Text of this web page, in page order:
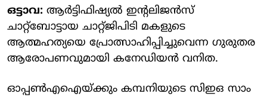
ഒട്ടാവ: ആര്‍ട്ടിഫിഷ്യല്‍ ഇന്റലിജന്‍സ്
ചാറ്റ്‌ബോട്ടായ ചാറ്റ്ജിപിടി മകളുടെ
ആത്മഹത്യയെ പ്രോത്സാഹിപ്പിച്ചുവെന്ന ഗുരുതര
ആരോപണവുമായി കനേഡിയന്‍ വനിത.
ഓപ്പണ്‍എഐയ്ക്കും കമ്പനിയുടെ സിഇഒ സാം